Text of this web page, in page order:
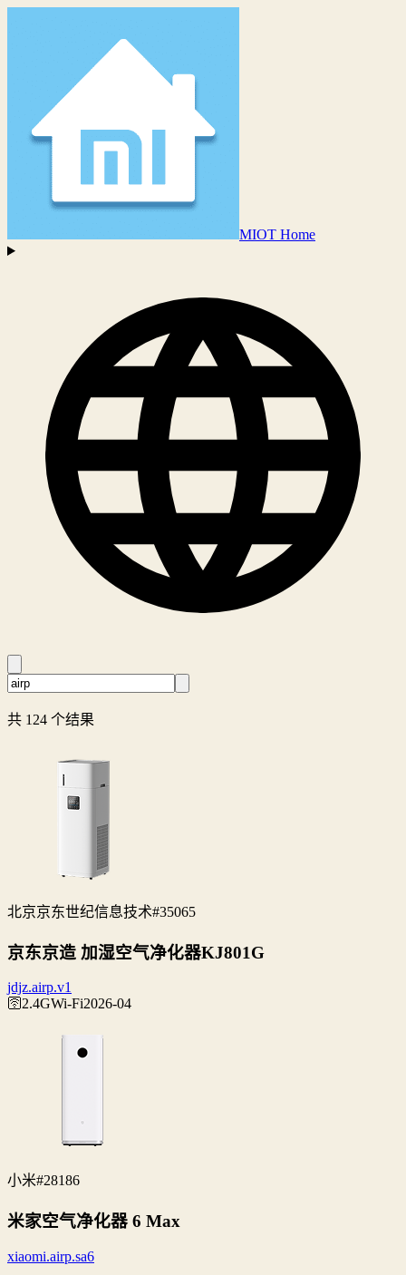
MIOT Home
共 124 个结果
北京京东世纪信息技术#35065
京东京造 加湿空气净化器KJ801G
jdjz.airp.v1
🛜2.4GWi‑Fi2026-04
小米#28186
米家空气净化器 6 Max
xiaomi.airp.sa6